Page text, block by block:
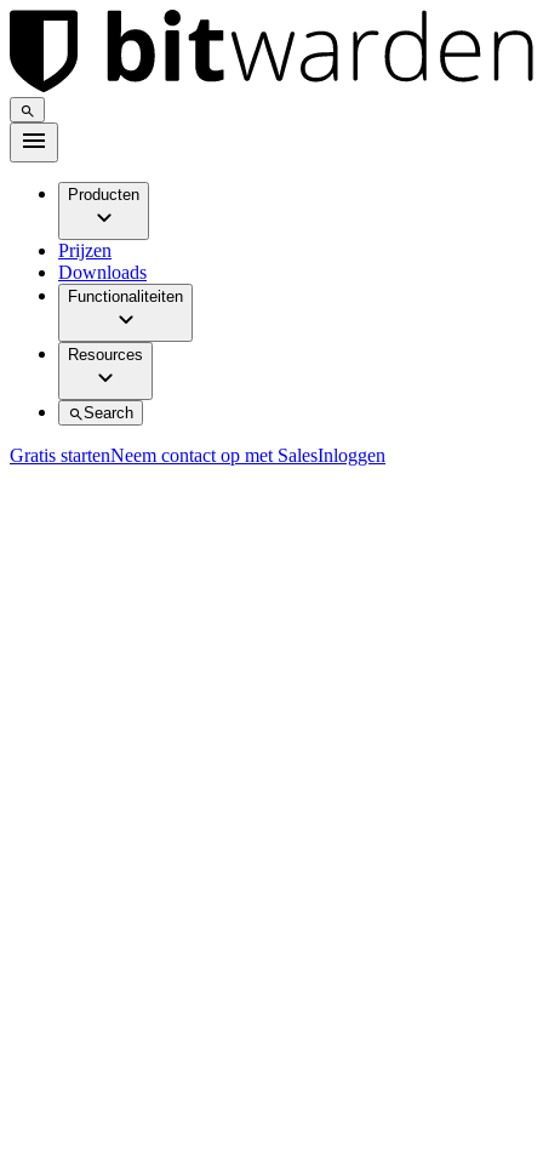
Producten
Prijzen
Downloads
Functionaliteiten
Resources
Search
Gratis startenNeem contact op met SalesInloggen